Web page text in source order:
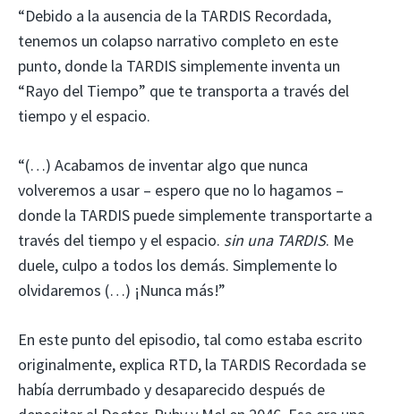
“Debido a la ausencia de la TARDIS Recordada,
tenemos un colapso narrativo completo en este
punto, donde la TARDIS simplemente inventa un
“Rayo del Tiempo” que te transporta a través del
tiempo y el espacio.
“(…) Acabamos de inventar algo que nunca
volveremos a usar – espero que no lo hagamos –
donde la TARDIS puede simplemente transportarte a
través del tiempo y el espacio. sin una TARDIS. Me
duele, culpo a todos los demás. Simplemente lo
olvidaremos (…) ¡Nunca más!”
En este punto del episodio, tal como estaba escrito
originalmente, explica RTD, la TARDIS Recordada se
había derrumbado y desaparecido después de